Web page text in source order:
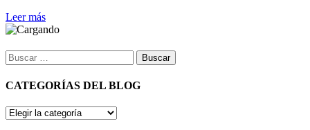
Leer más
Buscar:
CATEGORÍAS DEL BLOG
CATEGORÍAS